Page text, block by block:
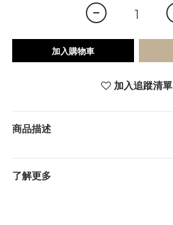
加入購物車
加入追蹤清單
商品描述
了解更多